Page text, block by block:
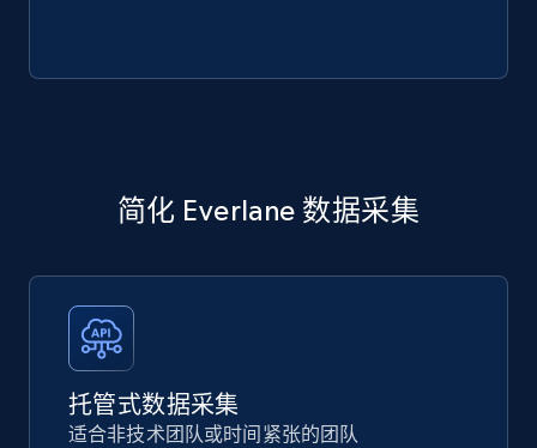
简化 Everlane 数据采集
托管式数据采集
适合非技术团队或时间紧张的团队